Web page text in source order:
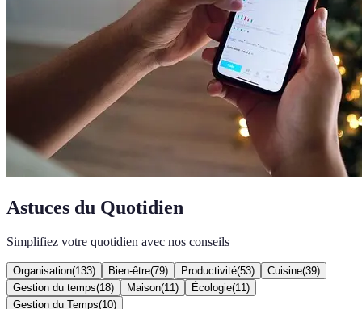
Astuces du Quotidien
Simplifiez votre quotidien avec nos conseils
Organisation(133) Bien-être(79) Productivité(53) Cuisine(39)
Gestion du temps(18) Maison(11 ) Écologie(11 )
Gestion du Temps(10)